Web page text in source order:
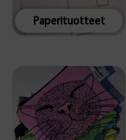
Paperituotteet